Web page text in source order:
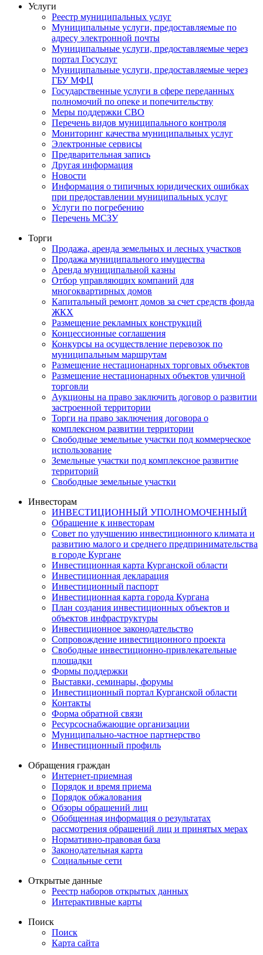
Услуги
Реестр муниципальных услуг
Муниципальные услуги, предоставляемые по
адресу электронной почты
Муниципальные услуги, предоставляемые через
портал Госуслуг
Муниципальные услуги, предоставляемые через
ГБУ МФЦ
Государственные услуги в сфере переданных
полномочий по опеке и попечительству
Меры поддержки СВО
Перечень видов муниципального контроля
Мониторинг качества муниципальных услуг
Электронные сервисы
Предварительная запись
Другая информация
Новости
Информация о типичных юридических ошибках
при предоставлении муниципальных услуг
Услуги по погребению
Перечень МСЗУ
Торги
Продажа, аренда земельных и лесных участков
Продажа муниципального имущества
Аренда муниципальной казны
Отбор управляющих компаний для
многоквартирных домов
Капитальный ремонт домов за счет средств фонда
ЖКХ
Размещение рекламных конструкций
Концессионные соглашения
Конкурсы на осуществление перевозок по
муниципальным маршрутам
Размещение нестационарных торговых объектов
Размещение нестационарных объектов уличной
торговли
Аукционы на право заключить договор о развитии
застроенной территории
Торги на право заключения договора о
комплексном развитии территории
Свободные земельные участки под коммерческое
использование
Земельные участки под комплексное развитие
территорий
Свободные земельные участки
Инвесторам
ИНВЕСТИЦИОННЫЙ УПОЛНОМОЧЕННЫЙ
Обращение к инвесторам
Совет по улучшению инвестиционного климата и
развитию малого и среднего предпринимательства
в городе Кургане
Инвестиционная карта Курганской области
Инвестиционная декларация
Инвестиционный паспорт
Инвестиционная карта города Кургана
План создания инвестиционных объектов и
объектов инфраструктуры
Инвестиционное законодательство
Сопровождение инвестиционного проекта
Свободные инвестиционно-привлекательные
площадки
Формы поддержки
Выставки, семинары, форумы
Инвестиционный портал Курганской области
Контакты
Форма обратной связи
Ресурсоснабжающие организации
Муниципально-частное партнерство
Инвестиционный профиль
Обращения граждан
Интернет-приемная
Порядок и время приема
Порядок обжалования
Обзоры обращений лиц
Обобщенная информация о результатах
рассмотрения обращений лиц и принятых мерах
Нормативно-правовая база
Законодательная карта
Социальные сети
Открытые данные
Реестр наборов открытых данных
Интерактивные карты
Поиск
Поиск
Карта сайта